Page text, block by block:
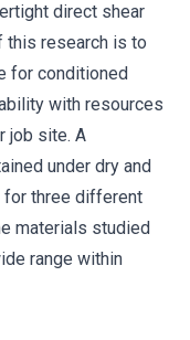
direct shear
this research is to
for conditioned
with resources
job site. A
under dry and
three different
materials studied
range within